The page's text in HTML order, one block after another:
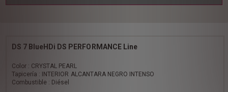
DS 7 BlueHDi DS PERFORMANCE Line
Color : CRYSTAL PEARL
Tapicería : INTERIOR ALCANTARA NEGRO INTENSO
Combustible : Diésel